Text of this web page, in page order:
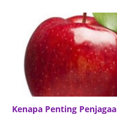
Kenapa Penting